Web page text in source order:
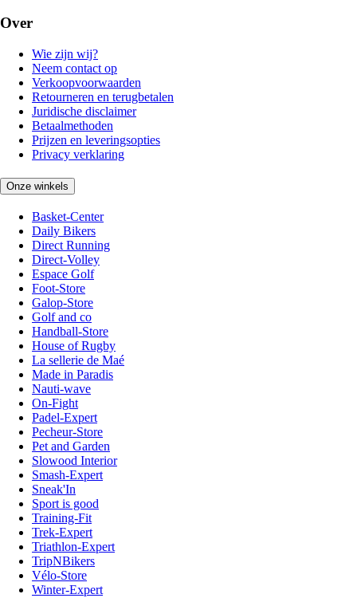
Over
Wie zijn wij?
Neem contact op
Verkoopvoorwaarden
Retourneren en terugbetalen
Juridische disclaimer
Betaalmethoden
Prijzen en leveringsopties
Privacy verklaring
Onze winkels
Basket-Center
Daily Bikers
Direct Running
Direct-Volley
Espace Golf
Foot-Store
Galop-Store
Golf and co
Handball-Store
House of Rugby
La sellerie de Maé
Made in Paradis
Nauti-wave
On-Fight
Padel-Expert
Pecheur-Store
Pet and Garden
Slowood Interior
Smash-Expert
Sneak'In
Sport is good
Training-Fit
Trek-Expert
Triathlon-Expert
TripNBikers
Vélo-Store
Winter-Expert